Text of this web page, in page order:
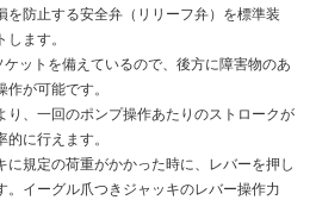
を防止する安全弁（リリーフ弁）を標準装
ます。
ットを備えているので、後方に障害物のあ
が可能です。
り、一回のポンプ操作あたりのストロークが
に行えます。
に規定の荷重がかかった時に、レバーを押し
。イーグル爪つきジャッキのレバー操作力